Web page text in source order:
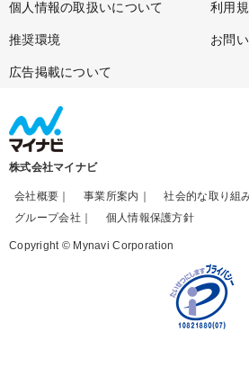
個人情報の取扱いについて 利用
推奨環境 お問
広告掲載について
株式会社マイナビ
会社概要 事業所案内 社会的な取り組
グループ会社
個人情報保護方針
Copyright © Mynavi Corporation